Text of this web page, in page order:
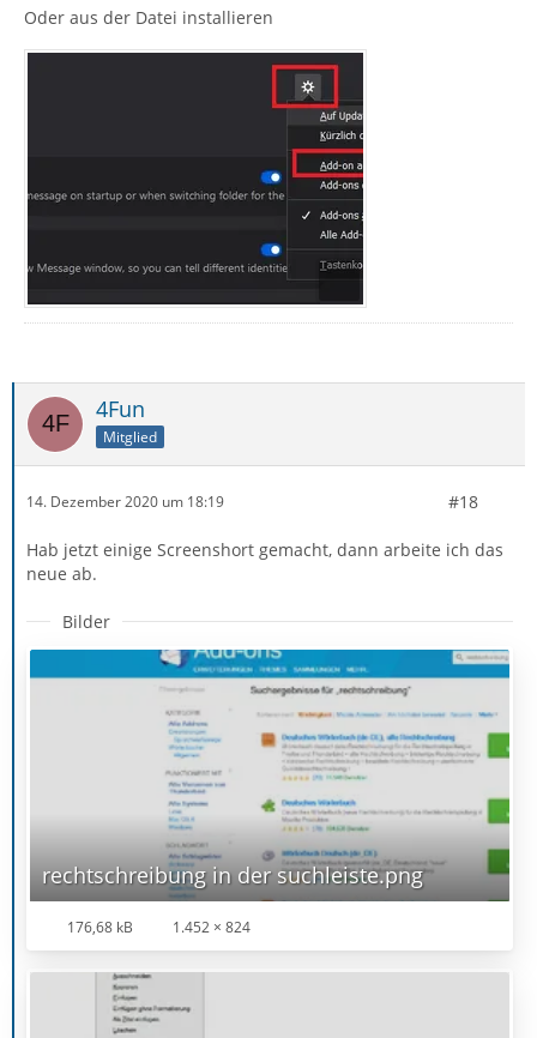
Oder aus der Datei installieren
4Fun
Mitglied
14. Dezember 2020 um 18:19 #18
Hab jetzt einige Screenshort gemacht, dann arbeite ich das
neue ab.
Bilder
rechtschreibung in der suchleiste.png
176,68 kB 1.452 × 824